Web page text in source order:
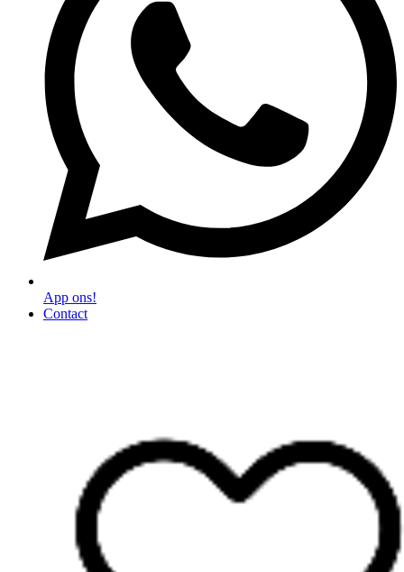
App ons!
Contact